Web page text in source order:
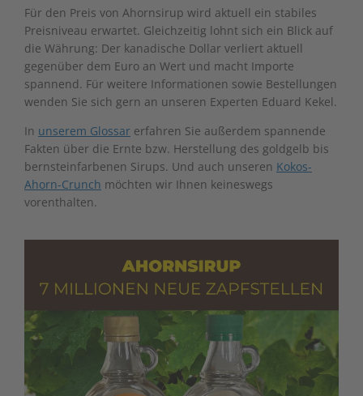
Für den Preis von Ahornsirup wird aktuell ein stabiles
Preisniveau erwartet. Gleichzeitig lohnt sich ein Blick auf
die Währung: Der kanadische Dollar verliert aktuell
gegenüber dem Euro an Wert und macht Importe
spannend. Für weitere Informationen sowie Bestellungen
wenden Sie sich gern an unseren Experten Eduard Kekel.
In unserem Glossar erfahren Sie außerdem spannende
Fakten über die Ernte bzw. Herstellung des goldgelb bis
bernsteinfarbenen Sirups. Und auch unseren Kokos-
Ahorn-Crunch möchten wir Ihnen keineswegs
vorenthalten.